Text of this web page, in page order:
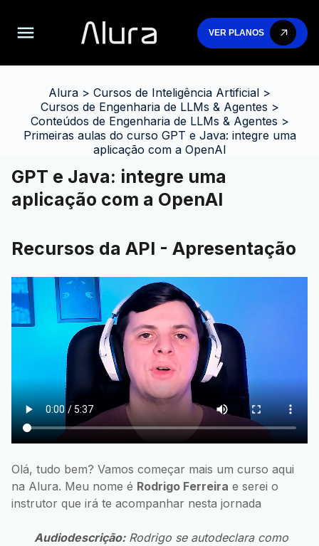
VER PLANOS
Alura > Cursos de Inteligência Artificial >
Cursos de Engenharia de LLMs & Agentes >
Conteúdos de Engenharia de LLMs & Agentes >
Primeiras aulas do curso GPT e Java: integre uma
aplicação com a OpenAI
GPT e Java: integre uma
aplicação com a OpenAI
Recursos da API - Apresentação
Olá, tudo bem? Vamos começar mais um curso aqui
na Alura. Meu nome é Rodrigo Ferreira e serei o
instrutor que irá te acompanhar nesta jornada
Audiodescrição:Rodrigo se autodeclara como